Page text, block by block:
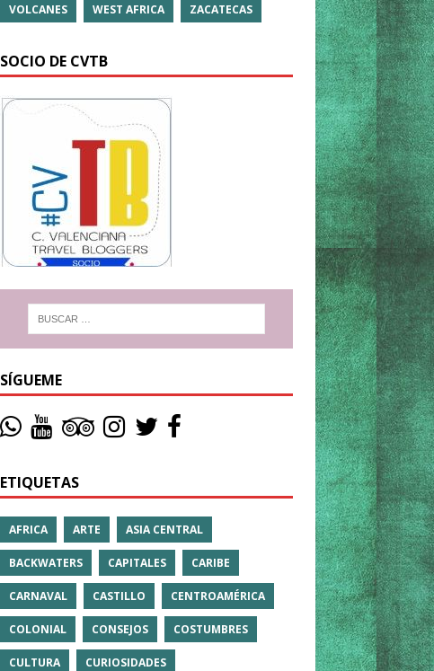
VOLCANES WEST AFRICA ZACATECAS
SOCIO DE CVTB
SÍGUEME
ETIQUETAS
AFRICA ARTE ASIA CENTRAL
BACKWATERS CAPITALES CARIBE
CARNAVAL CASTILLO CENTROAMÉRICA
COLONIAL CONSEJOS COSTUMBRES
CULTURA CURIOSIDADES